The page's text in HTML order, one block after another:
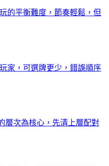
的平衡難度，節奏輕鬆，但
家，可選牌更少，錯誤順序
層次為核心，先清上層配對